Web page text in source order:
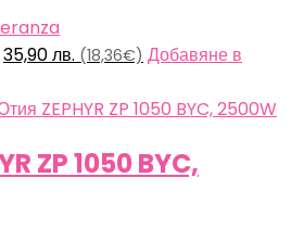
Original
was:
(19,94€).
35,90лв. (18,36€) Текущата
е:
(18,36€).
Добавяне в
ZP 1050 BYC,